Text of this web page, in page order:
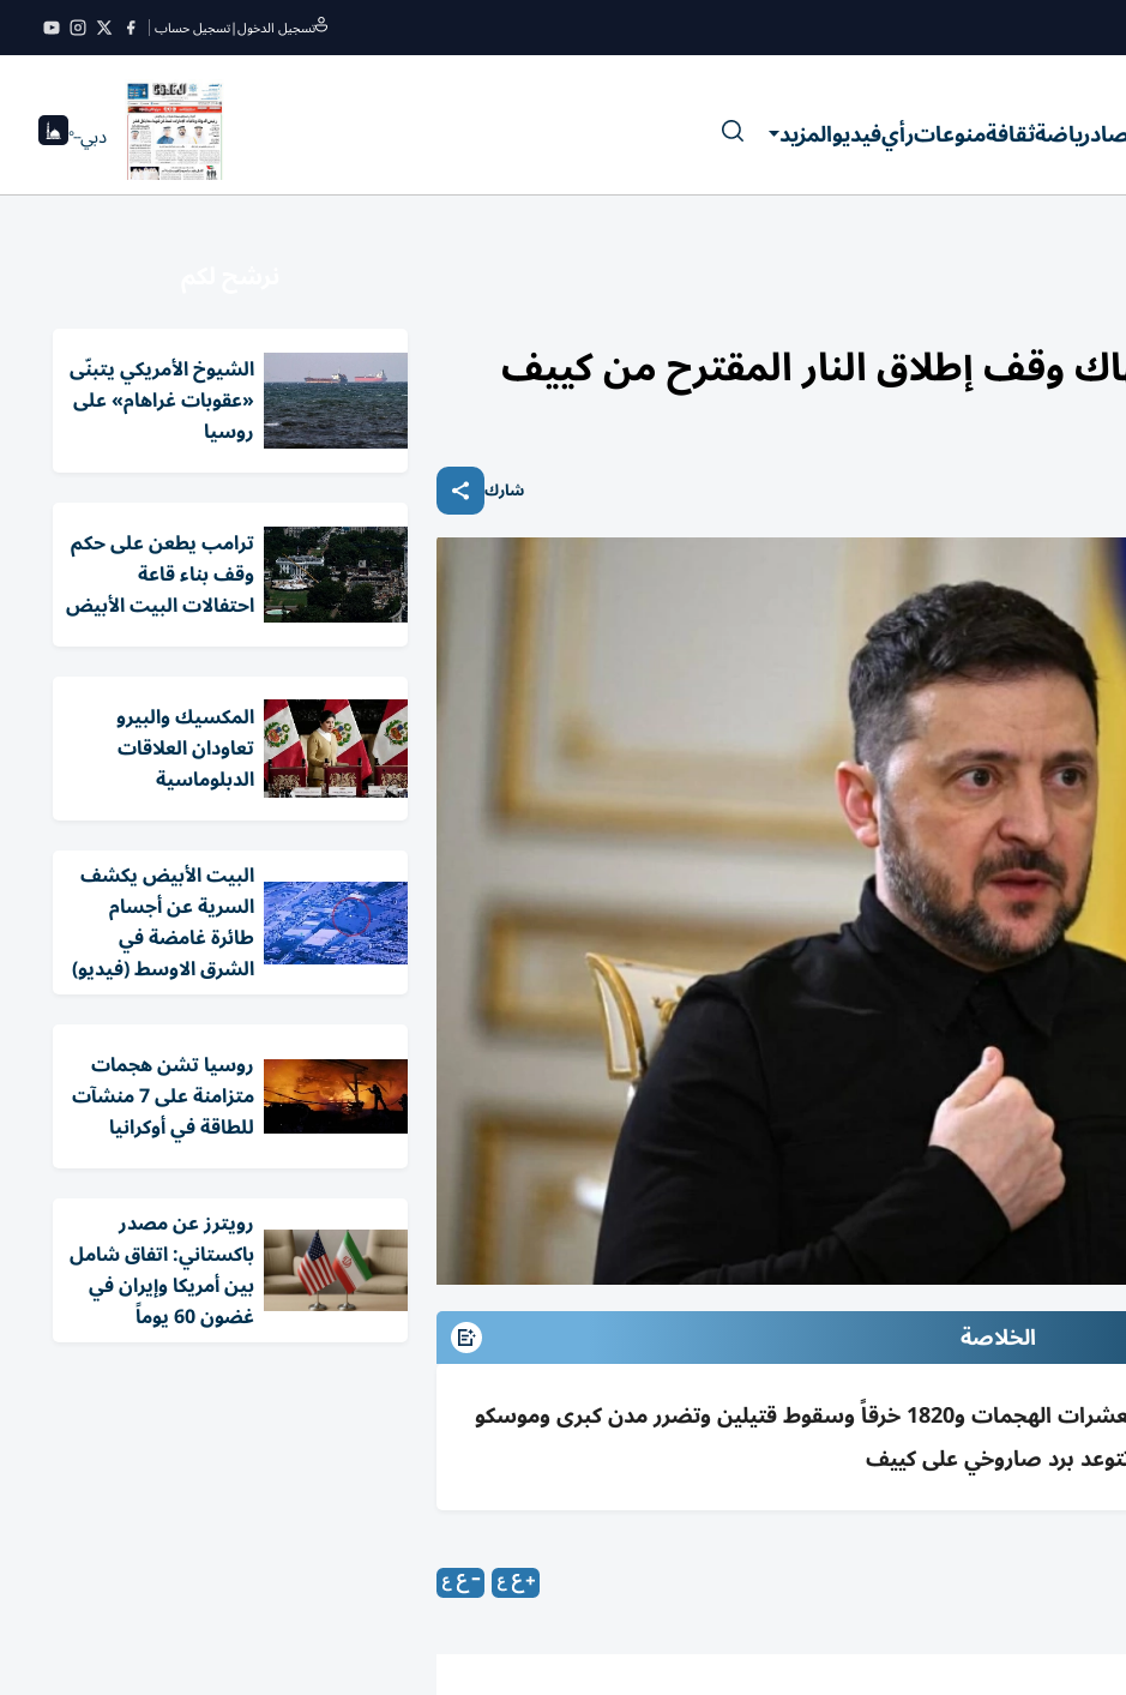
تسجيل الدخول|تسجيل حساب
رياضةثقافةمنوعاترأيفيديوالمزيد دبي--°
وقف إطلاق النار المقترح من كييف
شارك
الخلاصة
زيلينسكي يتهم روسيا بانتهاك هدنة كييف بعشرات الهجمات و1820 خرقاً وسقوط قتيلين وتضرر مدن كبرى وموسكو
برد صاروخي على كييف
الشيوخ الأمريكي يتبنّى
«عقوبات غراهام» على
روسيا
ترامب يطعن على حكم
وقف بناء قاعة
احتفالات البيت الأبيض
المكسيك والبيرو
تعاودان العلاقات
الدبلوماسية
البيت الأبيض يكشف
السرية عن أجسام
طائرة غامضة في
الشرق الاوسط (فيديو)
روسيا تشن هجمات
متزامنة على 7 منشآت
للطاقة في أوكرانيا
‏رويترز عن مصدر
باكستاني: اتفاق شامل
بين أمريكا وإيران في
غضون 60 يوماً